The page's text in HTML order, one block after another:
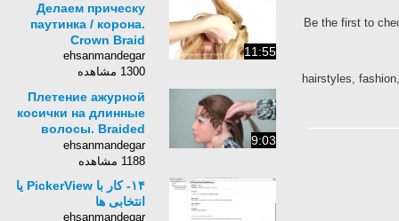
Be the first to
hairstyles,
11:55
Делаем прическу
паутинка / корона.
Crown Braid
ehsanmandegar
1300 مشاهده
9:03
Плетение ажурной
косички на длинные
волосы. Braided
hairstyle
ehsanmandegar
1188 مشاهده
۱۴- کار با PickerView یا
انتخابی ها
ehsanmandegar